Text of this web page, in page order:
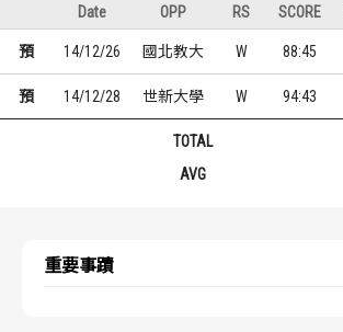
Date
OPP RS SCORE
預 14/12/26 國北教大 W 88:45
預 14/12/28 世新大學 W 94:43
TOTAL
AVG
重要事蹟